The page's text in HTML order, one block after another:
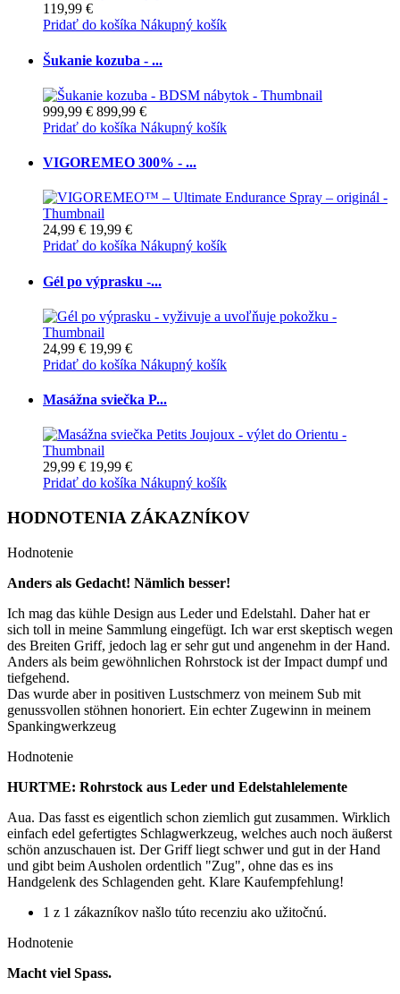
119,99 €
Pridať do košíka Nákupný košík
Šukanie kozuba - ...
999,99 € 899,99 €
Pridať do košíka Nákupný košík
VIGOREMEO 300% - ...
24,99 € 19,99 €
Pridať do košíka Nákupný košík
Gél po výprasku -...
24,99 € 19,99 €
Pridať do košíka Nákupný košík
Masážna sviečka P...
29,99 € 19,99 €
Pridať do košíka Nákupný košík
HODNOTENIA ZÁKAZNÍKOV
Hodnotenie
Anders als Gedacht! Nämlich besser!
Ich mag das kühle Design aus Leder und Edelstahl. Daher hat er
sich toll in meine Sammlung eingefügt. Ich war erst skeptisch wegen
des Breiten Griff, jedoch lag er sehr gut und angenehm in der Hand.
Anders als beim gewöhnlichen Rohrstock ist der Impact dumpf und
tiefgehend.
Das wurde aber in positiven Lustschmerz von meinem Sub mit
genussvollen stöhnen honoriert. Ein echter Zugewinn in meinem
Spankingwerkzeug
Hodnotenie
HURTME: Rohrstock aus Leder und Edelstahlelemente
Aua. Das fasst es eigentlich schon ziemlich gut zusammen. Wirklich
einfach edel gefertigtes Schlagwerkzeug, welches auch noch äußerst
schön anzuschauen ist. Der Griff liegt schwer und gut in der Hand
und gibt beim Ausholen ordentlich "Zug", ohne das es ins
Handgelenk des Schlagenden geht. Klare Kaufempfehlung!
1 z 1 zákazníkov našlo túto recenziu ako užitočnú.
Hodnotenie
Macht viel Spass.